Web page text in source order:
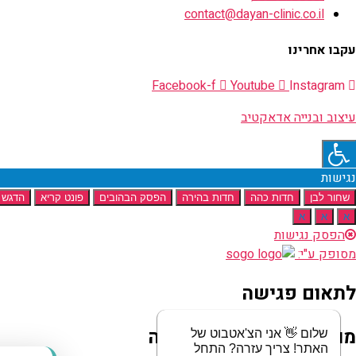
contact@dayan-clinic.co.il
עקבו אחרינו
Facebook-f
Youtube
Instagram
עיצוב ובנייה אדאקטיב
נגישות
שחור לבן חדות כהה חדות בהירה הפסק הבהובים פונט קריא
הדגש
א
א א
הפסק נגישות
מסופק ע"י:
לתאום פגישה
מוזמנים לשלוח לנו הודעה
שלום 👋 אני הצ'אטבוט של
האתר! צריך עזרה? התחל